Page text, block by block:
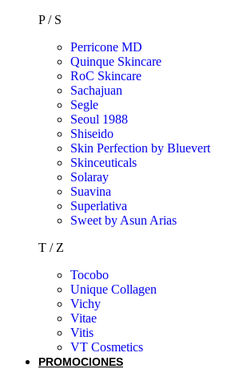
P / S
Perricone MD
Quinque Skincare
RoC Skincare
Sachajuan
Segle
Seoul 1988
Shiseido
Skin Perfection by Bluevert
Skinceuticals
Solaray
Suavina
Superlativa
Sweet by Asun Arias
T / Z
Tocobo
Unique Collagen
Vichy
Vitae
Vitis
VT Cosmetics
PROMOCIONES